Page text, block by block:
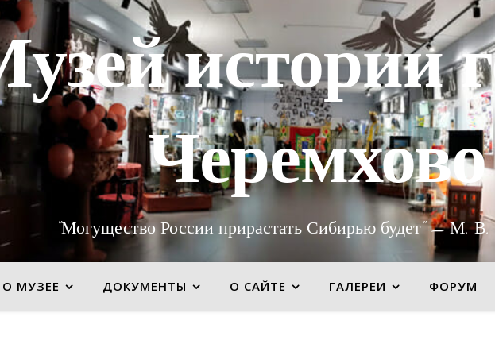
истории
Черемхово
"Могущество России прирастать Сибирью будет" — М.
О МУЗЕЕ ДОКУМЕНТЫ О САЙТЕ ГАЛЕРЕИ ФОРУМ